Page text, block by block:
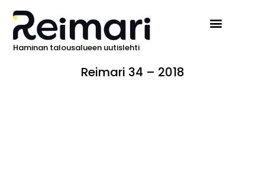
Haminan talousalueen uutislehti
Reimari 34 – 2018